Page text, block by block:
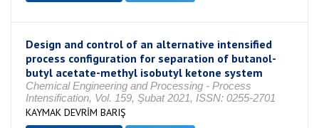
Design and control of an alternative intensified
process configuration for separation of butanol-
butyl acetate-methyl isobutyl ketone system
Chemical Engineering and Processing - Process
Intensification, Vol. 159, Şubat 2021, ISSN: 0255-2701
KAYMAK DEVRİM BARIŞ